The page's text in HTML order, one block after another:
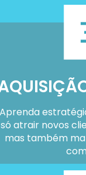
Aprenda
só atrair novos
mas também